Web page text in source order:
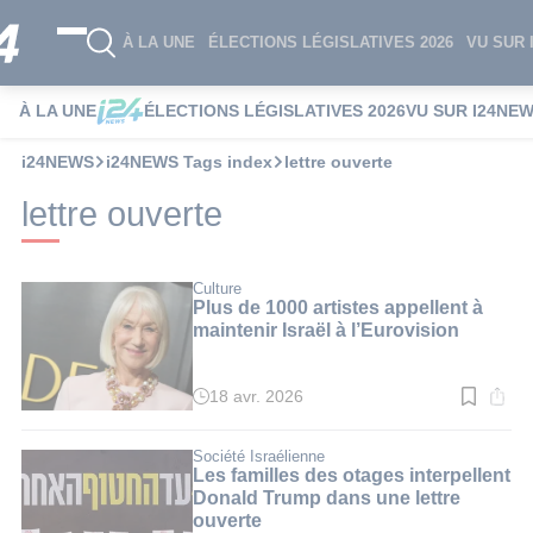
À LA UNE ÉLECTIONS LÉGISLATIVES 2026 VU SUR
À LA UNE ÉLECTIONS LÉGISLATIVES 2026VU SUR
i24NEWS i24NEWS Tags index lettre ouverte
lettre ouverte
Culture
Plus de 1000 artistes appellent à
maintenir Israël à l’Eurovision
Temps
:
2
min.
18 avr. 2026
Société Israélienne
Les familles des otages interpellent
Donald Trump dans une lettre
ouverte